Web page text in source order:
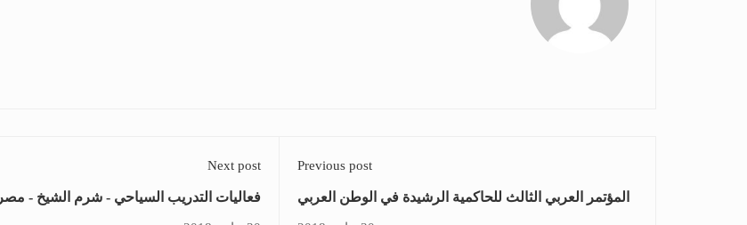
Previous post
المؤتمر العربي الثالث للحاكمية الرشيدة في الوطن العربي
Next post
فعاليات التدريب السياحي - شرم الشيخ - مصر